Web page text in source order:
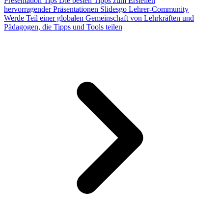
hervorragender Präsentationen Slidesgo Lehrer-Community
Werde Teil einer globalen Gemeinschaft von Lehrkräften und
Pädagogen, die Tipps und Tools teilen